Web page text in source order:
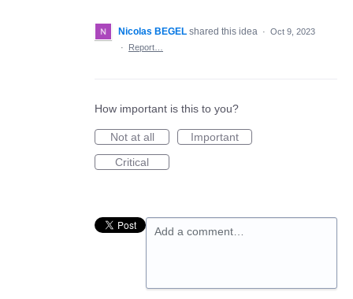
Nicolas BEGEL shared this idea · Oct 9, 2023
·
Report…
How important is this to you?
Not at all
Important
Critical
Add a comment…